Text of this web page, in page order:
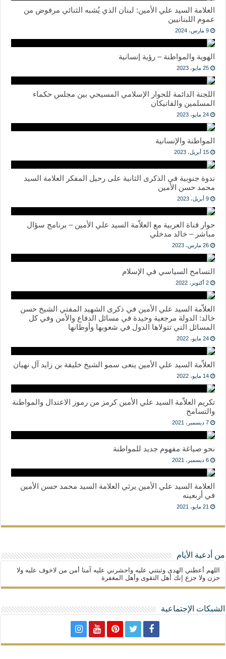
العلامة السيد علي الأمين: لبنان الذي يُشبه الثنائي مرفوض من
عموم اللبنانيين
9 مارس، 2024
الهوية والمواطنة – رؤية إنسانية
25 مايو، 2023
اللجنة الدائمة للحوار الإسلامي المسيحي بين مجلس حكماء
المسلمين والفاتيكان
24 مايو، 2023
المواطنة والإنسانية
15 أبريل، 2023
ندوة جنوبية في الذكرى الثانية على رحيل المفكر العلامة السيد
محمد حسن الأمين
9 أبريل، 2023
حوار قناة العربية مع العلاّمة السيد علي الأمين – برنامج سؤال
مباشر – خالد مدخلي
26 مارس، 2023
التسامح السياسي في الإسلام
2 أكتوبر، 2022
العلاّمة السيد علي الأمين في ذكرى الشهيد المفتي الشيخ حسن
خالد: الدولة مرجعية وحيدة في مسائل الدفاع والأمن وفي كل
المسائل التي تتولاها الدول في شعوبها وأوطانها
24 مايو، 2022
العلاّمة السيد علي الأمين ينعى سمو الشيخ خليفة بن زايد آل نهيان
14 مايو، 2022
تكريم العلاّمة السيد علي الأمين كرمز من رموز الاعتدال والمواطنة
والتسامح
7 ديسمبر، 2021
نحو صياغة مفهوم جديد للمواطنة
6 ديسمبر، 2021
العلامة السيد علي الأمين يرثي العلامة السيد محمد حسن الأمين
في أربعينه
21 مايو، 2021
من أدعية الأيام
اللهم أعطني الهدى وثبتني عليه واحشرني عليه آمنا أمن من لاخوف عليه ولا
حزن ولا جزع إنك أهل التقوى وأهل المغفرة
الشبكات الإجتماعية